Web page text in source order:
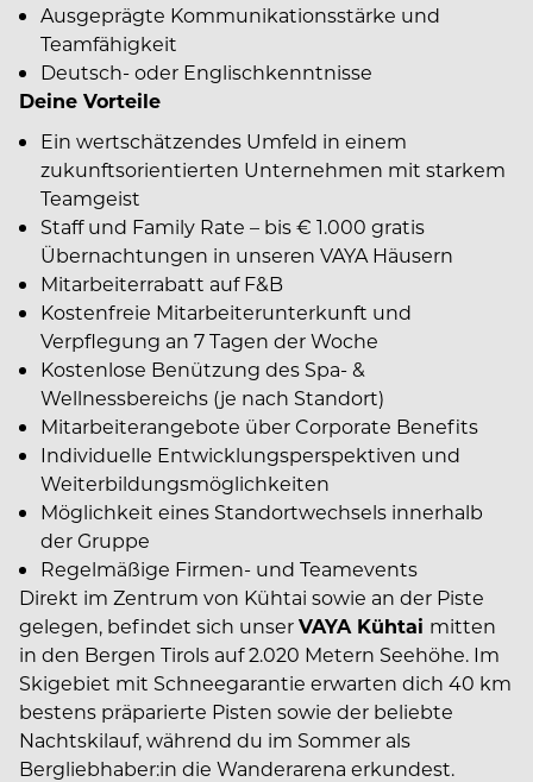
Ausgeprägte Kommunikationsstärke und
Teamfähigkeit
Deutsch- oder Englischkenntnisse
Deine Vorteile
Ein wertschätzendes Umfeld in einem
zukunftsorientierten Unternehmen mit starkem
Teamgeist
Staff und Family Rate – bis € 1.000 gratis
Übernachtungen in unseren VAYA Häusern
Mitarbeiterrabatt auf F&B
Kostenfreie Mitarbeiterunterkunft und
Verpflegung an 7 Tagen der Woche
Kostenlose Benützung des Spa- &
Wellnessbereichs (je nach Standort)
Mitarbeiterangebote über Corporate Benefits
Individuelle Entwicklungsperspektiven und
Weiterbildungsmöglichkeiten
Möglichkeit eines Standortwechsels innerhalb
der Gruppe
Regelmäßige Firmen- und Teamevents
Direkt im Zentrum von Kühtai sowie an der Piste
gelegen, befindet sich unserVAYA Kühtai mitten
in den Bergen Tirols auf 2.020 Metern Seehöhe. Im
Skigebiet mit Schneegarantie erwarten dich 40 km
bestens präparierte Pisten sowie der beliebte
Nachtskilauf, während du im Sommer als
Bergliebhaber:in die Wanderarena erkundest.